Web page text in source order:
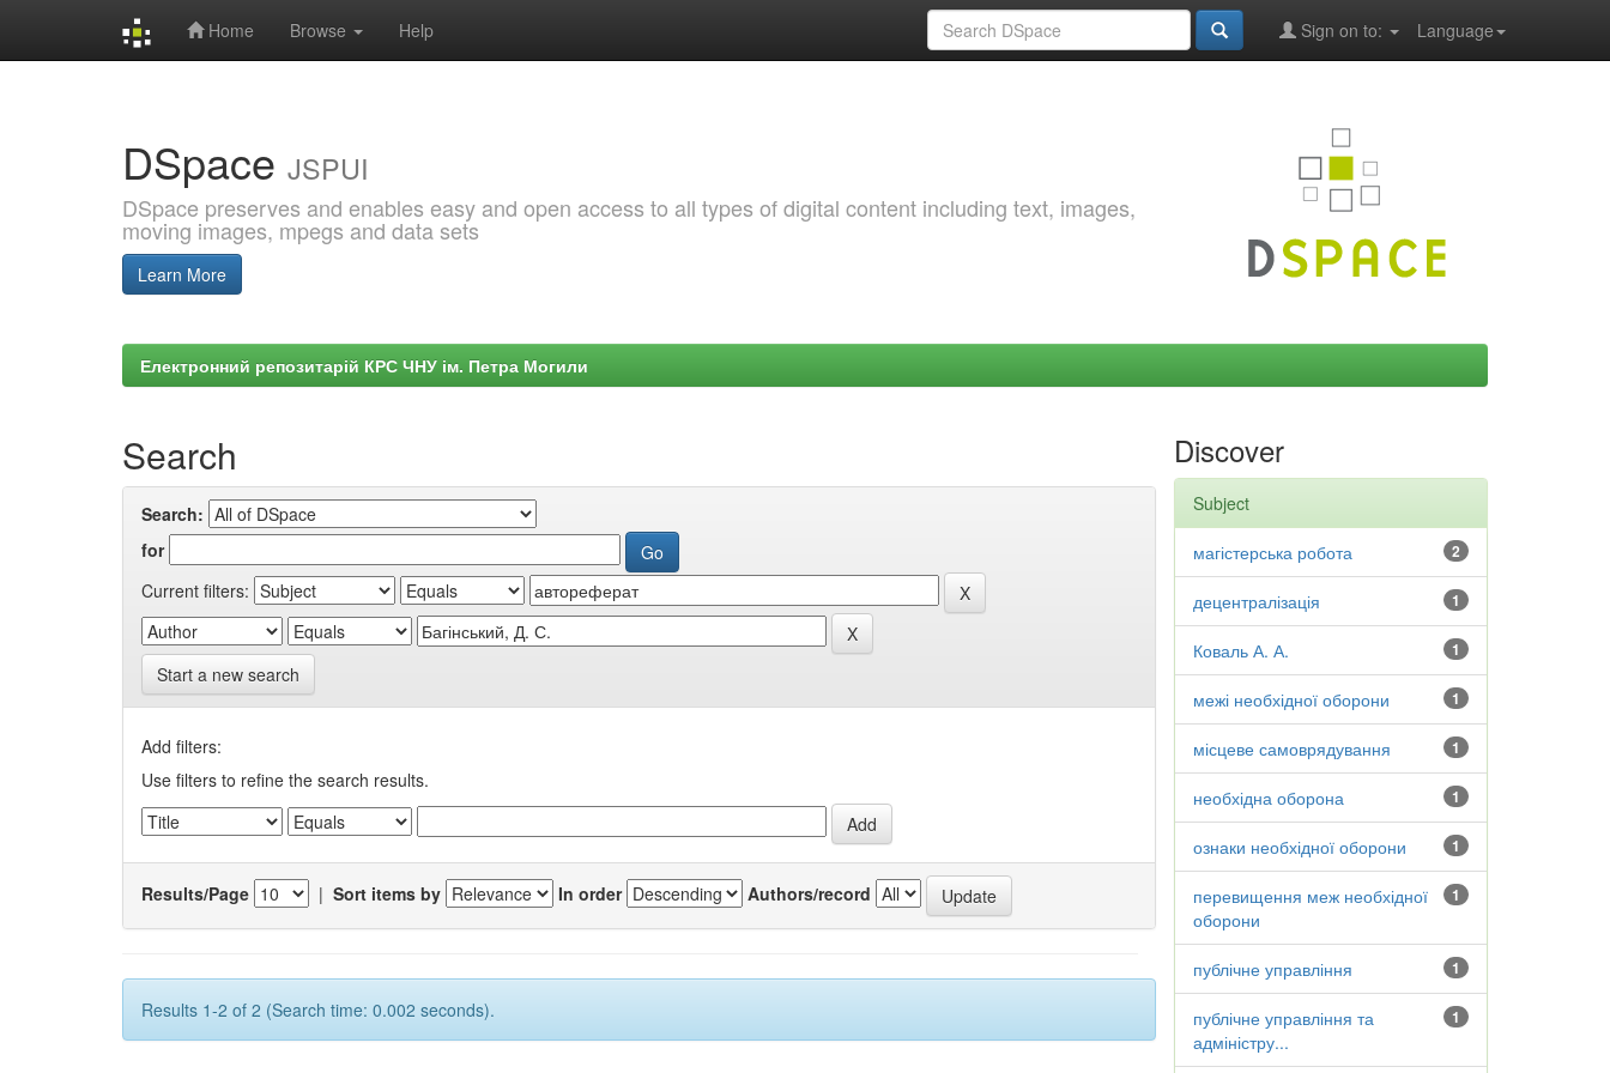
Home Browse Help Language
Sign on to:
DSpace JSPUI
DSpace preserves and enables easy and open access to all types of digital content including text, images,
moving images, mpegs and data sets
Learn More
Електронний репозитарій КРС ЧНУ ім. Петра Могили
Search
Search:
for
Current filters:
Start a new search
Add filters:
Use filters to refine the search results.
Results/Page | Sort items by In order Authors/record
Results 1-2 of 2 (Search time: 0.002 seconds).
Discover
Subject
2
магістерська робота
1
децентралізація
1
Коваль А. А.
1
межі необхідної оборони
1
місцеве самоврядування
1
необхідна оборона
1
ознаки необхідної оборони
1
перевищення меж необхідної
оборони
1
публічне управління
1
публічне управління та
адміністру...